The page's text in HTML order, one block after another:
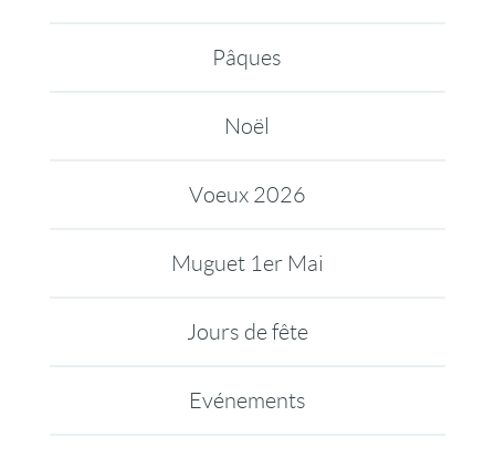
Pâques
Noël
Voeux 2026
Muguet 1er Mai
Jours de fête
Evénements